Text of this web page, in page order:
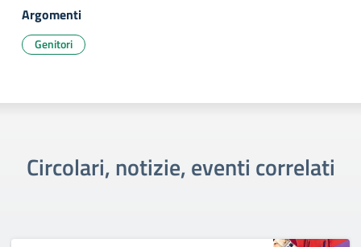
Argomenti
Genitori
Circolari, notizie, eventi correlati